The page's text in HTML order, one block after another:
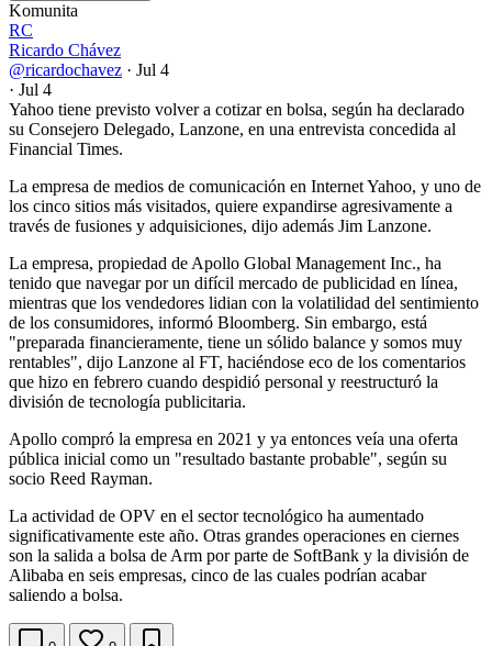
Komunita
RC
Ricardo Chávez
@ricardochavez · Jul 4
· Jul 4
Yahoo tiene previsto volver a cotizar en bolsa, según ha declarado
su Consejero Delegado, Lanzone, en una entrevista concedida al
Financial Times.
La empresa de medios de comunicación en Internet Yahoo, y uno de
los cinco sitios más visitados, quiere expandirse agresivamente a
través de fusiones y adquisiciones, dijo además Jim Lanzone.
La empresa, propiedad de Apollo Global Management Inc., ha
tenido que navegar por un difícil mercado de publicidad en línea,
mientras que los vendedores lidian con la volatilidad del sentimiento
de los consumidores, informó Bloomberg. Sin embargo, está
"preparada financieramente, tiene un sólido balance y somos muy
rentables", dijo Lanzone al FT, haciéndose eco de los comentarios
que hizo en febrero cuando despidió personal y reestructuró la
división de tecnología publicitaria.
Apollo compró la empresa en 2021 y ya entonces veía una oferta
pública inicial como un "resultado bastante probable", según su
socio Reed Rayman.
La actividad de OPV en el sector tecnológico ha aumentado
significativamente este año. Otras grandes operaciones en ciernes
son la salida a bolsa de Arm por parte de SoftBank y la división de
Alibaba en seis empresas, cinco de las cuales podrían acabar
saliendo a bolsa.